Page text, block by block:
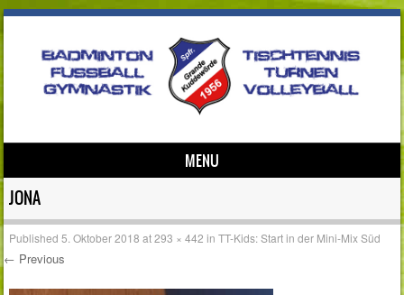
MENU
Skip to content
JONA
Published5. Oktober 2018 at293 × 442 inTT-Kids: Start in der Mini-Mix Süd
← Previous